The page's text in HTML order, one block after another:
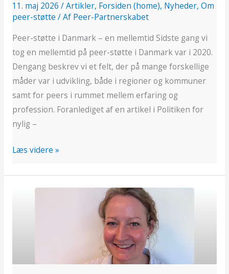
11. maj 2026 /Artikler, Forsiden (home), Nyheder, Om
peer-støtte / Af Peer-Partnerskabet
Peer-støtte i Danmark – en mellemtid Sidste gang vi
tog en mellemtid på peer-støtte i Danmark var i 2020.
Dengang beskrev vi et felt, der på mange forskellige
måder var i udvikling, både i regioner og kommuner
samt for peers i rummet mellem erfaring og
profession. Foranlediget af en artikel i Politiken for
nylig –
Læs videre »
–